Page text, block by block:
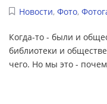
Новости, Фото,
Когда-то - были и
библиотеки и
чего. Но мы это -